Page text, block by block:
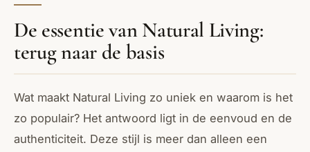
De essentie van Natural Living:
terug naar de basis
Wat maakt Natural Living zo uniek en waarom is het
zo populair? Het antwoord ligt in de eenvoud en de
authenticiteit. Deze stijl is meer dan alleen een